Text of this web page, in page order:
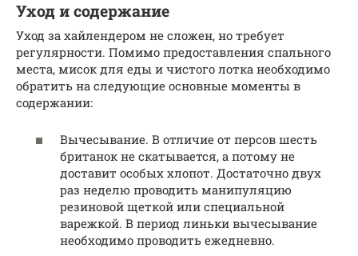
Уход и содержание
Уход за хайлендером не сложен, но требует
регулярности. Помимо предоставления спального
места, мисок для еды и чистого лотка необходимо
обратить на следующие основные моменты в
содержании:
Вычесывание. В отличие от персов шесть
британок не скатывается, а потому не
доставит особых хлопот. Достаточно двух
раз неделю проводить манипуляцию
резиновой щеткой или специальной
варежкой. В период линьки вычесывание
необходимо проводить ежедневно.